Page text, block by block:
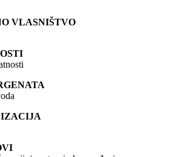
VLASNIŠTVO